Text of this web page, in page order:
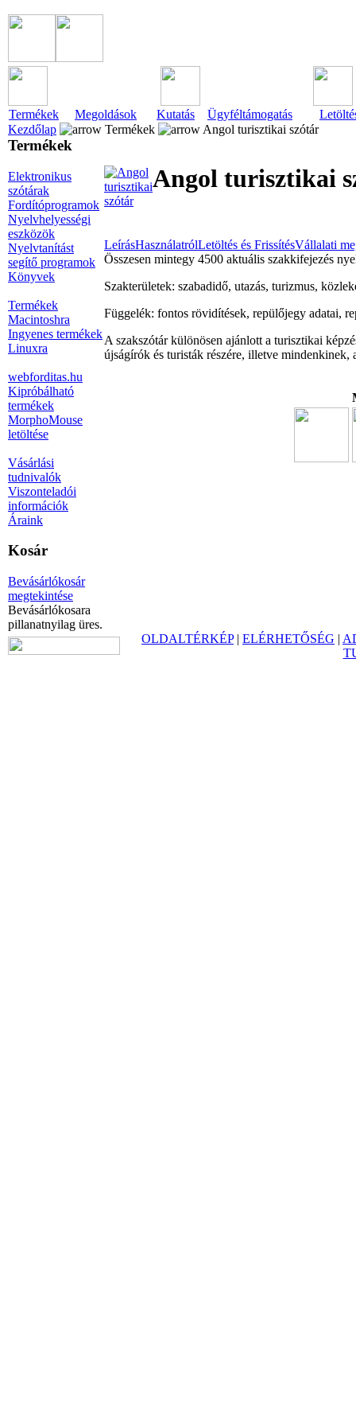
Termékek Megoldások Kutatás Ügyféltámogatás
Kezdőlap
Termékek Angol turisztikai szótár
Termékek
Elektronikus
szótárak
Fordítóprogramok
Nyelvhelyességi
eszközök
Nyelvtanítást
segítő programok
Könyvek
Termékek
Macintoshra
Ingyenes termékek
Linuxra
webforditas.hu
Kipróbálható
termékek
MorphoMouse
letöltése
Vásárlási
tudnivalók
Viszonteladói
információk
Áraink
Kosár
Bevásárlókosár
megtekintése
Bevásárlókosara
pillanatnyilag üres.
Angol turisztikai
LeírásHasználatrólLetöltés és FrissítésVállalati
Összesen mintegy 4500 aktuális szakkifejezés
Szakterületek: szabadidő, utazás, turizmus,
Függelék: fontos rövidítések, repülőjegy adatai,
A szakszótár különösen ajánlott a turisztikai
újságírók és turisták részére, illetve
OLDALTÉRKÉP| ELÉRHETŐSÉG |